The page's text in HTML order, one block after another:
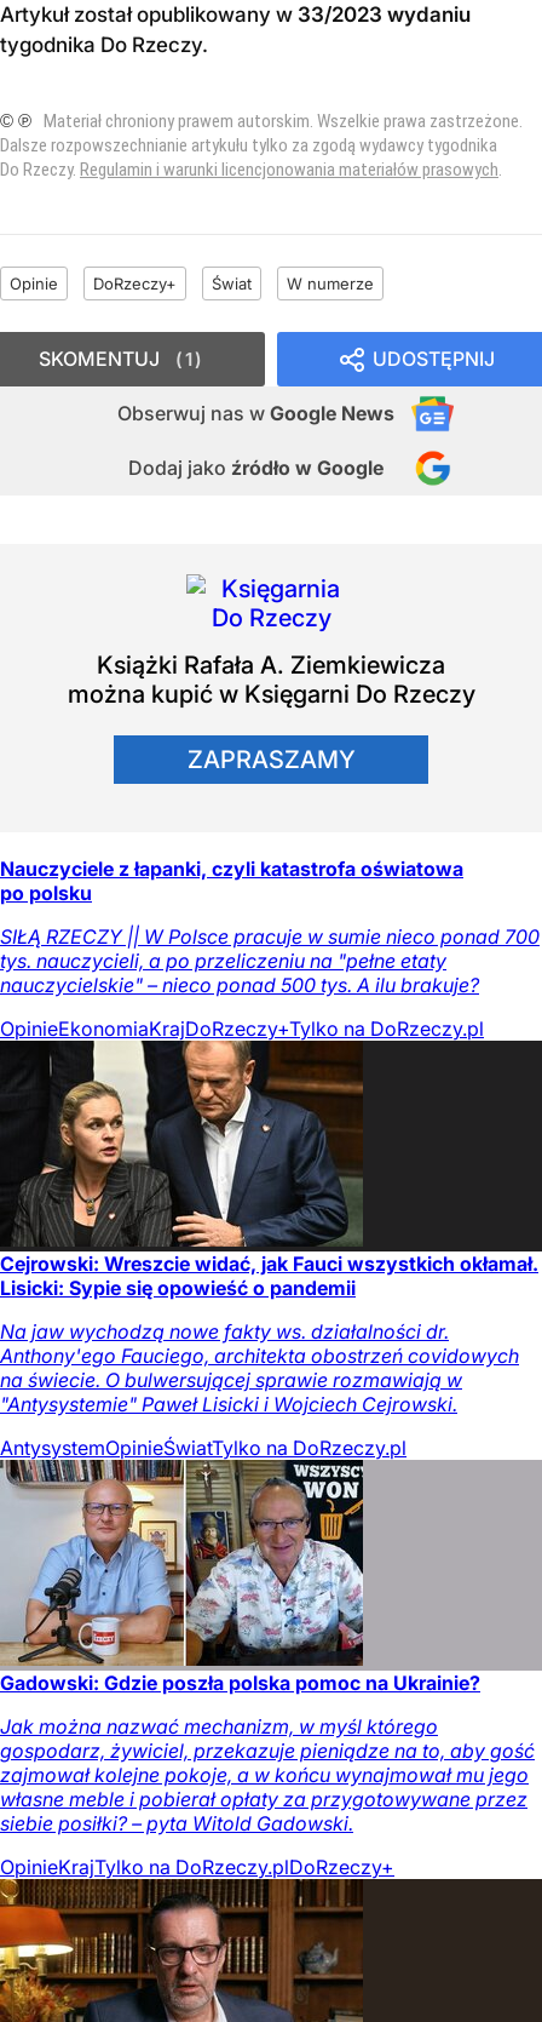
Artykuł został opublikowany w 33/2023 wydaniu
tygodnika Do Rzeczy.
© ℗ Materiał chroniony prawem autorskim. Wszelkie prawa zastrzeżone.
Dalsze rozpowszechnianie artykułu tylko za zgodą wydawcy tygodnika
Do Rzeczy. Regulamin i warunki licencjonowania materiałów prasowych.
Opinie DoRzeczy+ Świat W numerze
UDOSTĘPNIJ
Obserwuj nas w Google News
Dodaj jako źródło w Google
SKOMENTUJ 1
Książki Rafała A. Ziemkiewicza
można kupić w Księgarni Do Rzeczy
ZAPRASZAMY
Nauczyciele z łapanki, czyli katastrofa oświatowa
po polsku
SIŁĄ RZECZY || W Polsce pracuje w sumie nieco ponad 700
tys. nauczycieli, a po przeliczeniu na "pełne etaty
nauczycielskie" – nieco ponad 500 tys. A ilu brakuje?
OpinieEkonomiaKrajDoRzeczy+Tylko na DoRzeczy.pl
Cejrowski: Wreszcie widać, jak Fauci wszystkich okłamał.
Lisicki: Sypie się opowieść o pandemii
Na jaw wychodzą nowe fakty ws. działalności dr.
Anthony'ego Fauciego, architekta obostrzeń covidowych
na świecie. O bulwersującej sprawie rozmawiają w
"Antysystemie" Paweł Lisicki i Wojciech Cejrowski.
AntysystemOpinieŚwiatTylko na DoRzeczy.pl
Gadowski: Gdzie poszła polska pomoc na Ukrainie?
Jak można nazwać mechanizm, w myśl którego
gospodarz, żywiciel, przekazuje pieniądze na to, aby gość
zajmował kolejne pokoje, a w końcu wynajmował mu jego
własne meble i pobierał opłaty za przygotowywane przez
siebie posiłki? – pyta Witold Gadowski.
OpinieKrajTylko na DoRzeczy.plDoRzeczy+